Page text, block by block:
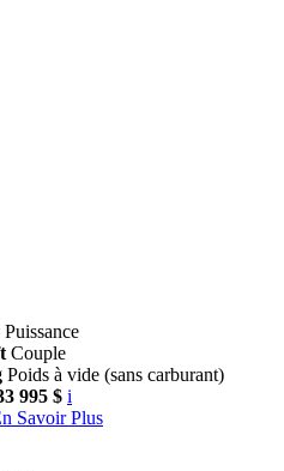
Puissance
Couple
Poids à vide (sans carburant)
995 $ i
Savoir Plus